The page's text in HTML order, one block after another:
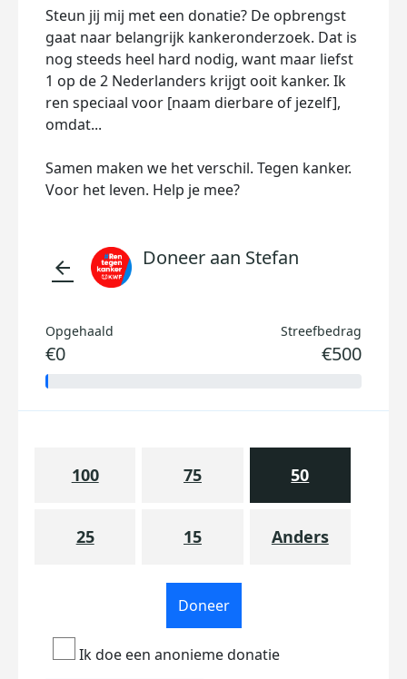
Steun jij mij met een donatie? De opbrengst
gaat naar belangrijk kankeronderzoek. Dat is
nog steeds heel hard nodig, want maar liefst
1 op de 2 Nederlanders krijgt ooit kanker. Ik
ren speciaal voor [naam dierbare of jezelf],
omdat...
Samen maken we het verschil. Tegen kanker.
Voor het leven. Help je mee?
arrow_back Doneer aan Stefan
Opgehaald
€0
Streefbedrag
€500
100 75 50
25 15 Anders
Doneer
Ik doe een anonieme donatie